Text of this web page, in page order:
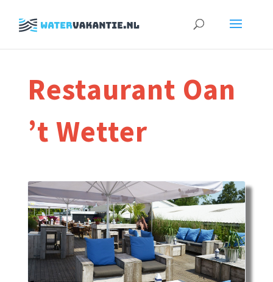
Zoeken
Restaurant Oan
’t Wetter